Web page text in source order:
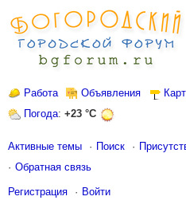
Работа Объявления
Погода: +23 °C
Активные темы Поиск
Обратная связь
Регистрация Войти